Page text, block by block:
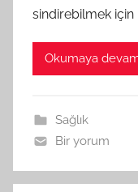
sindirebilmek için
Okumaya
Sağlık
Bir yorum